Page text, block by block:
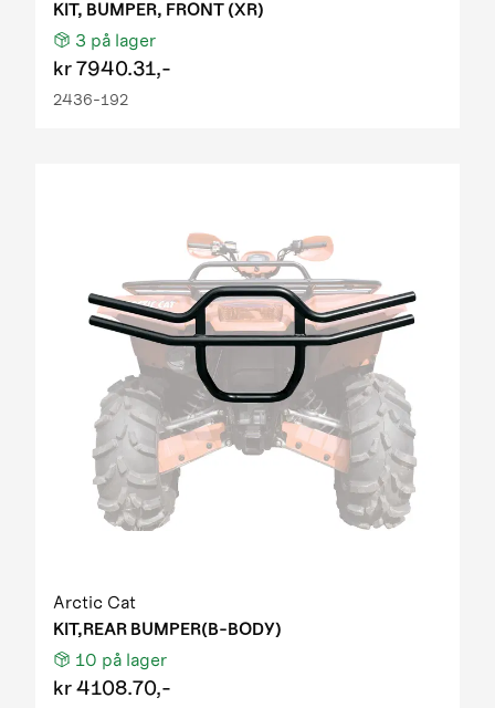
KIT, BUMPER, FRONT (XR)
3 på lager
kr7940.31,-
2436-192
Arctic Cat
KIT,REAR BUMPER(B-BODY)
10 på lager
kr4108.70,-